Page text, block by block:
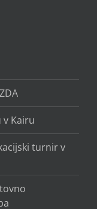
Kairu
turnir v